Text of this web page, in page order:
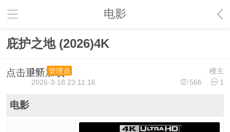
电影
庇护之地 (2026)4K
点击重新加载 楼主
167
管理员
566
1
2026-3-18 23:11:16
电影